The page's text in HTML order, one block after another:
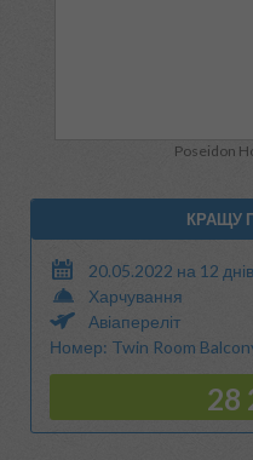
Poseidon
КРАЩУ
20.05.2022 на 12 днів
Харчування
Авіапереліт
Номер: Twin Room
28